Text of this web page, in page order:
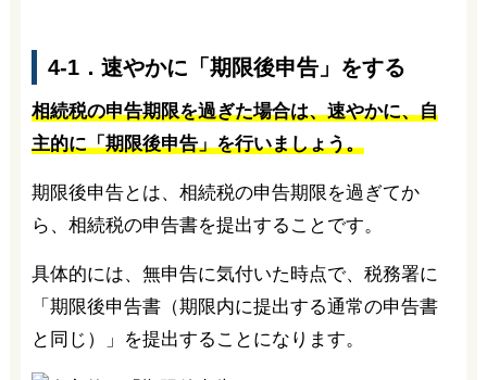
4-1．速やかに「期限後申告」をする
相続税の申告期限を過ぎた場合は、速やかに、自
主的に「期限後申告」を行いましょう。
期限後申告とは、相続税の申告期限を過ぎてか
ら、相続税の申告書を提出することです。
具体的には、無申告に気付いた時点で、税務署に
「期限後申告書（期限内に提出する通常の申告書
と同じ）」を提出することになります。